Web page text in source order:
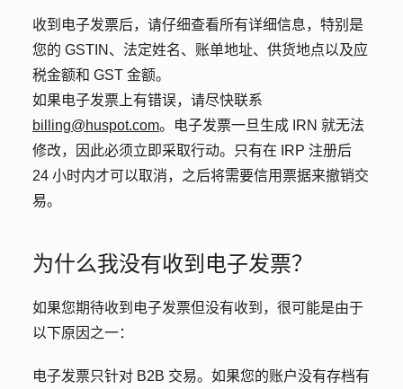
收到电子发票后，请仔细查看所有详细信息，特别是
您的 GSTIN、法定姓名、账单地址、供货地点以及应
税金额和 GST 金额。
如果电子发票上有错误，请尽快联系
billing@huspot.com。电子发票一旦生成 IRN 就无法
修改，因此必须立即采取行动。只有在 IRP 注册后
24 小时内才可以取消，之后将需要信用票据来撤销交
易。
为什么我没有收到电子发票？
如果您期待收到电子发票但没有收到，很可能是由于
以下原因之一：
电子发票只针对 B2B 交易。如果您的账户没有存档有